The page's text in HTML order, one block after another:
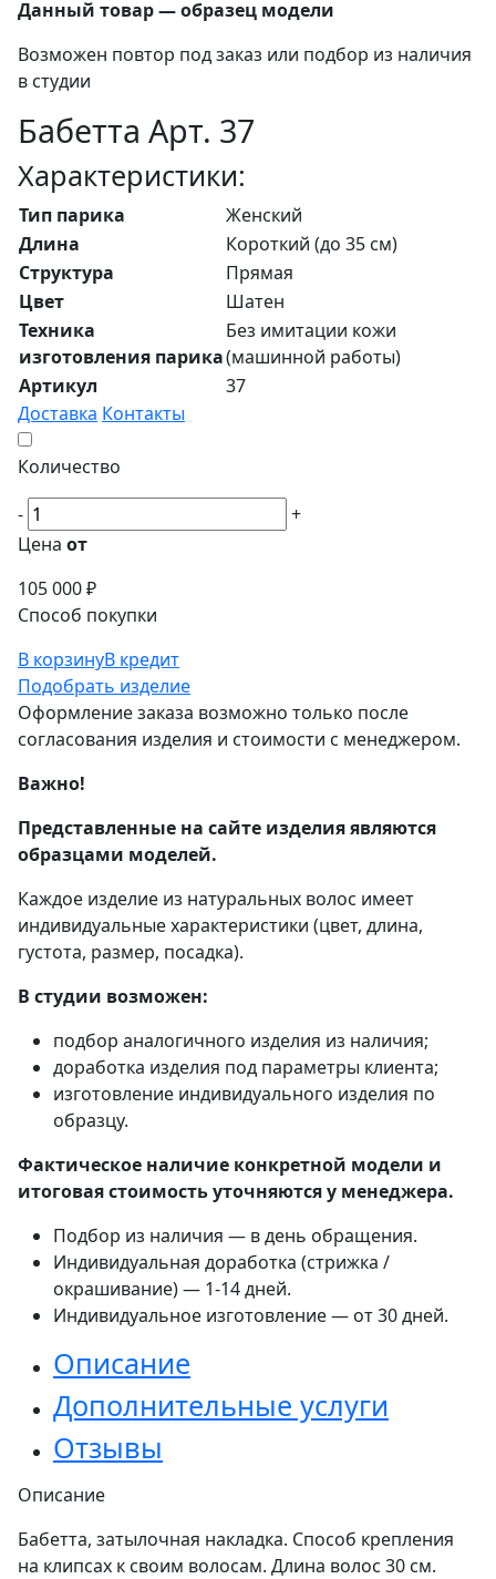
Данный товар — образец модели
Возможен повтор под заказ или подбор из наличия
в студии
Бабетта Арт. 37
Характеристики:
Тип парика
Женский
Длина
Короткий (до 35 см)
Структура
Прямая
Цвет
Шатен
Техника
изготовления парика
Без имитации кожи
(машинной работы)
Артикул
37
Доставка Контакты
Количество
-
+
Цена от
105 000 ₽
Способ покупки
В корзинуВ кредит
Подобрать изделие
Оформление заказа возможно только после
согласования изделия и стоимости с менеджером.
Важно!
Представленные на сайте изделия являются
образцами моделей.
Каждое изделие из натуральных волос имеет
индивидуальные характеристики (цвет, длина,
густота, размер, посадка).
В студии возможен:
подбор аналогичного изделия из наличия;
доработка изделия под параметры клиента;
изготовление индивидуального изделия по
образцу.
Фактическое наличие конкретной модели и
итоговая стоимость уточняются у менеджера.
Подбор из наличия — в день обращения.
Индивидуальная доработка (стрижка /
окрашивание) — 1-14 дней.
Индивидуальное изготовление — от 30 дней.
Описание
Дополнительные услуги
Отзывы
Описание
Бабетта, затылочная накладка. Способ крепления
на клипсах к своим волосам. Длина волос 30 см.